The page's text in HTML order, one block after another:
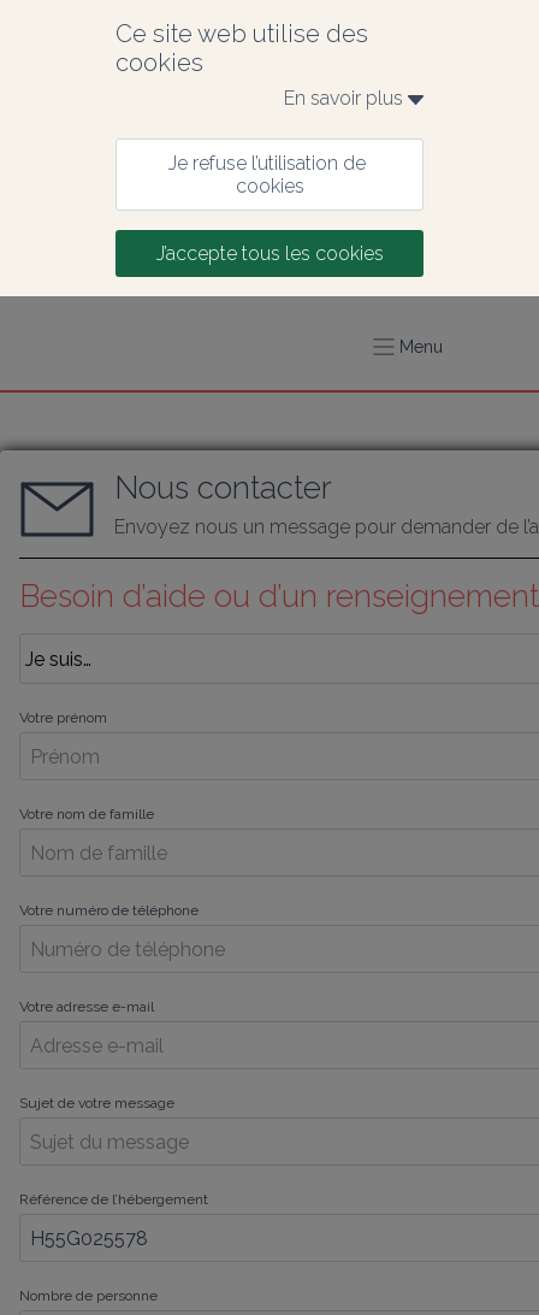
Ce site web utilise des
cookies
En savoir plus
Je refuse l’utilisation de
cookies
J’accepte tous les cookies
Menu
Nous contacter
Envoyez nous un message pour demander de
Besoin d’aide ou d’un
Votre prénom
Votre nom de famille
Votre numéro de téléphone
Votre adresse e-mail
Sujet de votre message
Référence de l’hébergement
Nombre de personne